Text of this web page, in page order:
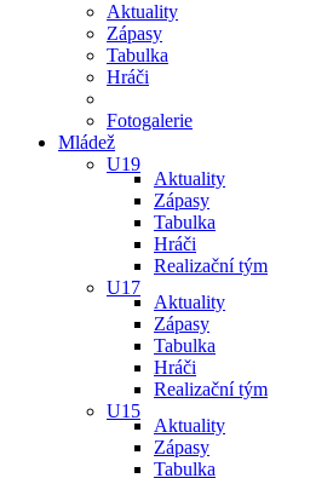
Aktuality
Zápasy
Tabulka
Hráči
Fotogalerie
Mládež
U19
Aktuality
Zápasy
Tabulka
Hráči
Realizační tým
U17
Aktuality
Zápasy
Tabulka
Hráči
Realizační tým
U15
Aktuality
Zápasy
Tabulka